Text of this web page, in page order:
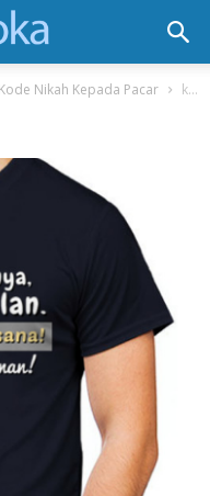
Nikah Kepada Pacar kaos nikah 1